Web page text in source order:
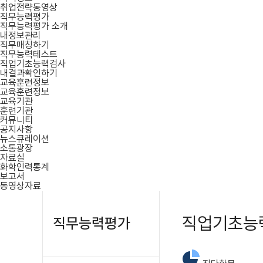
취업전략동영상
직무능력평가
직무능력평가 소개
내정보관리
직무매칭하기
직무능력테스트
직업기초능력검사
내결과확인하기
교육훈련정보
교육훈련정보
교육기관
훈련기관
커뮤니티
공지사항
뉴스큐레이션
소통광장
자료실
화학인력통계
보고서
동영상자료
직무능력평가 직업기초